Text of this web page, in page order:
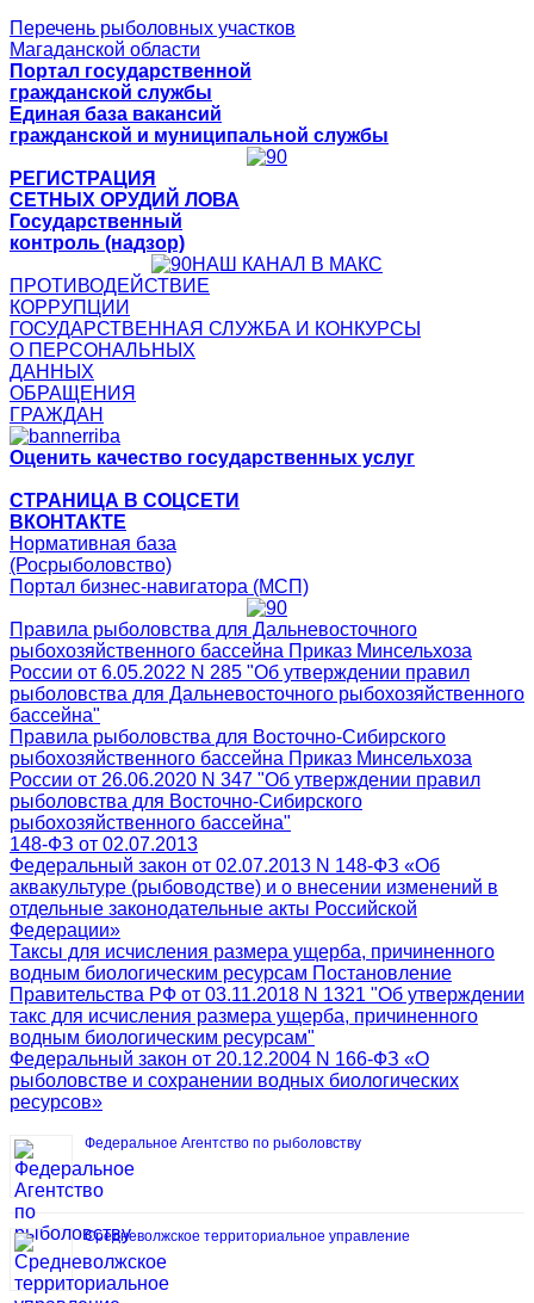
Перечень рыболовных участков
Магаданской области
Портал государственной
гражданской службы
Единая база вакансий
гражданской и муниципальной службы
РЕГИСТРАЦИЯ
СЕТНЫХ ОРУДИЙ ЛОВА
Государственный
контроль (надзор)
НАШ КАНАЛ В МАКС
ПРОТИВОДЕЙСТВИЕ
КОРРУПЦИИ
ГОСУДАРСТВЕННАЯ СЛУЖБА И КОНКУРСЫ
О ПЕРСОНАЛЬНЫХ
ДАННЫХ
ОБРАЩЕНИЯ
ГРАЖДАН
Оценить качество государственных услуг
СТРАНИЦА В СОЦСЕТИ
ВКОНТАКТЕ
Нормативная база
(Росрыболовство)
Портал бизнес-навигатора (МСП)
Правила рыболовства для Дальневосточного
рыбохозяйственного бассейна Приказ Минсельхоза
России от 6.05.2022 N 285 "Об утверждении правил
рыболовства для Дальневосточного рыбохозяйственного
бассейна"
Правила рыболовства для Восточно-Сибирского
рыбохозяйственного бассейна Приказ Минсельхоза
России от 26.06.2020 N 347 "Об утверждении правил
рыболовства для Восточно-Сибирского
рыбохозяйственного бассейна"
148-ФЗ от 02.07.2013
Федеральный закон от 02.07.2013 N 148-ФЗ «Об
аквакультуре (рыбоводстве) и о внесении изменений в
отдельные законодательные акты Российской
Федерации»
Таксы для исчисления размера ущерба, причиненного
водным биологическим ресурсам Постановление
Правительства РФ от 03.11.2018 N 1321 "Об утверждении
такс для исчисления размера ущерба, причиненного
водным биологическим ресурсам"
Федеральный закон от 20.12.2004 N 166-ФЗ «О
рыболовстве и сохранении водных биологических
ресурсов»
Федеральное Агентство по рыболовству
Средневолжское территориальное управление